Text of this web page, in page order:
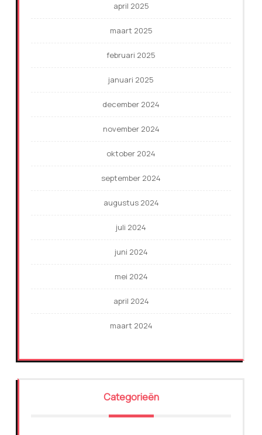
april 2025
maart 2025
februari 2025
januari 2025
december 2024
november 2024
oktober 2024
september 2024
augustus 2024
juli 2024
juni 2024
mei 2024
april 2024
maart 2024
Categorieën